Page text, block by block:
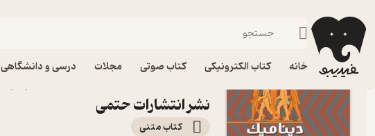
خانه کتاب الکترونیکی کتاب صوتی مجلات درسی و دانشگاهی
فیدیبو کتاب درسی، کتاب کمک درسی
نشر انتشارات حتمی
کتاب متنی